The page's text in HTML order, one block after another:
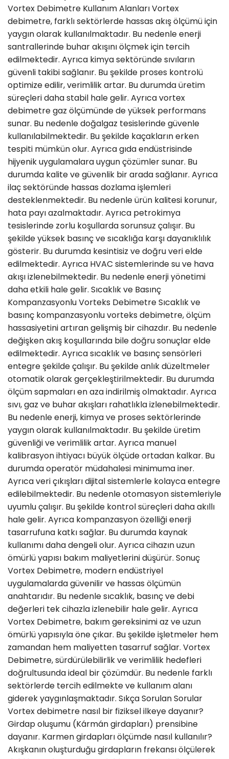
Vortex Debimetre Kullanım Alanları Vortex
debimetre, farklı sektörlerde hassas akış ölçümü için
yaygın olarak kullanılmaktadır. Bu nedenle enerji
santrallerinde buhar akışını ölçmek için tercih
edilmektedir. Ayrıca kimya sektöründe sıvıların
güvenli takibi sağlanır. Bu şekilde proses kontrolü
optimize edilir, verimlilik artar. Bu durumda üretim
süreçleri daha stabil hale gelir. Ayrıca vortex
debimetre gaz ölçümünde de yüksek performans
sunar. Bu nedenle doğalgaz tesislerinde güvenle
kullanılabilmektedir. Bu şekilde kaçakların erken
tespiti mümkün olur. Ayrıca gıda endüstrisinde
hijyenik uygulamalara uygun çözümler sunar. Bu
durumda kalite ve güvenlik bir arada sağlanır. Ayrıca
ilaç sektöründe hassas dozlama işlemleri
desteklenmektedir. Bu nedenle ürün kalitesi korunur,
hata payı azalmaktadır. Ayrıca petrokimya
tesislerinde zorlu koşullarda sorunsuz çalışır. Bu
şekilde yüksek basınç ve sıcaklığa karşı dayanıklılık
gösterir. Bu durumda kesintisiz ve doğru veri elde
edilmektedir. Ayrıca HVAC sistemlerinde su ve hava
akışı izlenebilmektedir. Bu nedenle enerji yönetimi
daha etkili hale gelir. Sıcaklık ve Basınç
Kompanzasyonlu Vorteks Debimetre Sıcaklık ve
basınç kompanzasyonlu vorteks debimetre, ölçüm
hassasiyetini artıran gelişmiş bir cihazdır. Bu nedenle
değişken akış koşullarında bile doğru sonuçlar elde
edilmektedir. Ayrıca sıcaklık ve basınç sensörleri
entegre şekilde çalışır. Bu şekilde anlık düzeltmeler
otomatik olarak gerçekleştirilmektedir. Bu durumda
ölçüm sapmaları en aza indirilmiş olmaktadır. Ayrıca
sıvı, gaz ve buhar akışları rahatlıkla izlenebilmektedir.
Bu nedenle enerji, kimya ve proses sektörlerinde
yaygın olarak kullanılmaktadır. Bu şekilde üretim
güvenliği ve verimlilik artar. Ayrıca manuel
kalibrasyon ihtiyacı büyük ölçüde ortadan kalkar. Bu
durumda operatör müdahalesi minimuma iner.
Ayrıca veri çıkışları dijital sistemlerle kolayca entegre
edilebilmektedir. Bu nedenle otomasyon sistemleriyle
uyumlu çalışır. Bu şekilde kontrol süreçleri daha akıllı
hale gelir. Ayrıca kompanzasyon özelliği enerji
tasarrufuna katkı sağlar. Bu durumda kaynak
kullanımı daha dengeli olur. Ayrıca cihazın uzun
ömürlü yapısı bakım maliyetlerini düşürür. Sonuç
Vortex Debimetre, modern endüstriyel
uygulamalarda güvenilir ve hassas ölçümün
anahtarıdır. Bu nedenle sıcaklık, basınç ve debi
değerleri tek cihazla izlenebilir hale gelir. Ayrıca
Vortex Debimetre, bakım gereksinimi az ve uzun
ömürlü yapısıyla öne çıkar. Bu şekilde işletmeler hem
zamandan hem maliyetten tasarruf sağlar. Vortex
Debimetre, sürdürülebilirlik ve verimlilik hedefleri
doğrultusunda ideal bir çözümdür. Bu nedenle farklı
sektörlerde tercih edilmekte ve kullanım alanı
giderek yaygınlaşmaktadır. Sıkça Sorulan Sorular
Vortex debimetre nasıl bir fiziksel ilkeye dayanır?
Girdap oluşumu (Kármán girdapları) prensibine
dayanır. Karmen girdapları ölçümde nasıl kullanılır?
Akışkanın oluşturduğu girdapların frekansı ölçülerek